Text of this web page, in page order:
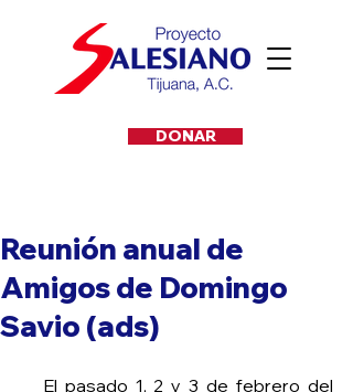
DONAR
Reunión anual de
Amigos de Domingo
Savio (ads)